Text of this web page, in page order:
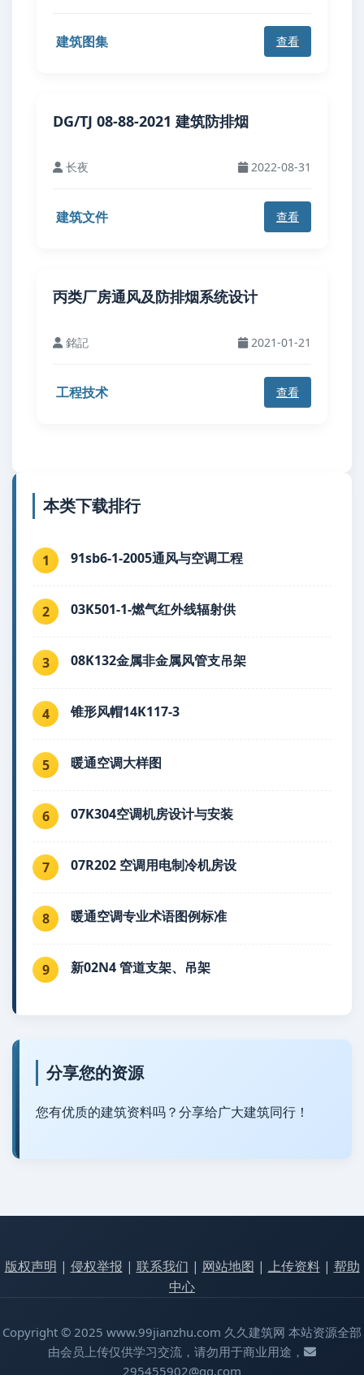
建筑图集 查看
DG/TJ 08-88-2021 建筑防排烟
长夜 2022-08-31
建筑文件 查看
丙类厂房通风及防排烟系统设计
銘記 2021-01-21
工程技术 查看
本类下载排行
1 91sb6-1-2005通风与空调工程
2 03K501-1-燃气红外线辐射供
3 08K132金属非金属风管支吊架
4 锥形风帽14K117-3
5 暖通空调大样图
6 07K304空调机房设计与安装
7 07R202 空调用电制冷机房设
8 暖通空调专业术语图例标准
9 新02N4 管道支架、吊架
分享您的资源
您有优质的建筑资料吗？分享给广大建筑同行！
版权声明 | 侵权举报 | 联系我们 | 网站地图 | 上传资料| 帮助
中心
Copyright © 2025 www.99jianzhu.com 久久建筑网 本站资源全部
由会员上传仅供学习交流，请勿用于商业用途，
295455902@qq.com